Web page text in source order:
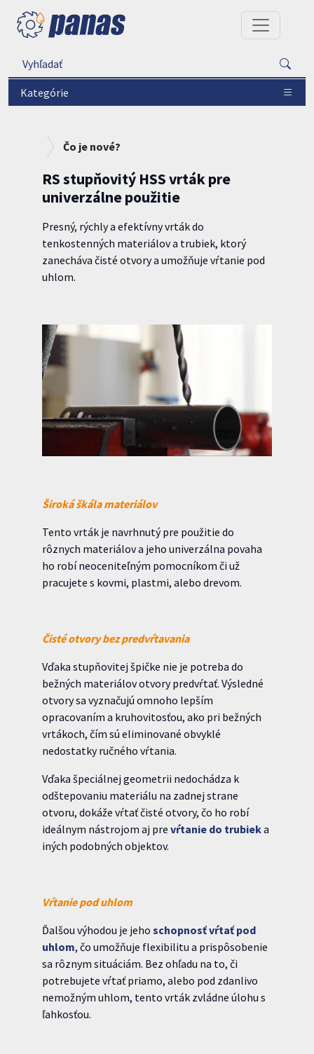
Kategórie
Čo je nové?
RS stupňovitý HSS vrták pre
univerzálne použitie
Presný, rýchly a efektívny vrták do
tenkostenných materiálov a trubiek, ktorý
zanecháva čisté otvory a umožňuje vŕtanie pod
uhlom.
Široká škála materiálov
Tento vrták je navrhnutý pre použitie do
rôznych materiálov a jeho univerzálna povaha
ho robí neoceniteľným pomocníkom či už
pracujete s kovmi, plastmi, alebo drevom.
Čisté otvory bez predvŕtavania
Vďaka stupňovitej špičke nie je potreba do
bežných materiálov otvory predvŕtať. Výsledné
otvory sa vyznačujú omnoho lepším
opracovaním a kruhovitosťou, ako pri bežných
vrtákoch, čím sú eliminované obvyklé
nedostatky ručného vŕtania.
Vďaka špeciálnej geometrii nedochádza k
odštepovaniu materiálu na zadnej strane
otvoru, dokáže vŕtať čisté otvory, čo ho robí
ideálnym nástrojom aj pre vŕtanie do trubieka
iných podobných objektov.
Vŕtanie pod uhlom
Ďalšou výhodou je jeho schopnosť vŕtať pod
uhlom, čo umožňuje flexibilitu a prispôsobenie
sa rôznym situáciám. Bez ohľadu na to, či
potrebujete vŕtať priamo, alebo pod zdanlivo
nemožným uhlom, tento vrták zvládne úlohu s
ľahkosťou.